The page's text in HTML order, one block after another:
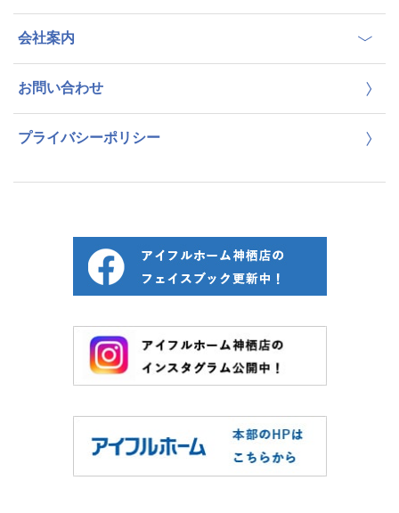
会社案内
お問い合わせ
プライバシーポリシー